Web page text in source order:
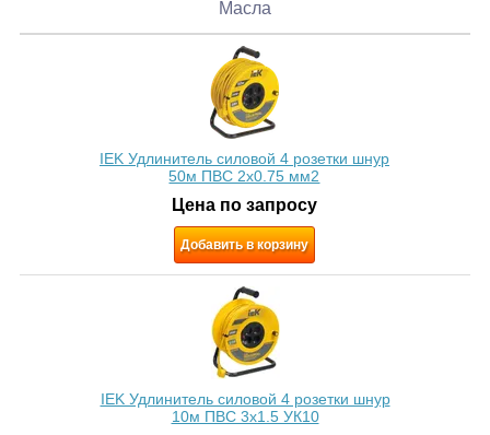
Масла
IEK Удлинитель силовой 4 розетки шнур
50м ПВС 2х0.75 мм2
Цена по запросу
Добавить в корзину
IEK Удлинитель силовой 4 розетки шнур
10м ПВС 3x1.5 УК10